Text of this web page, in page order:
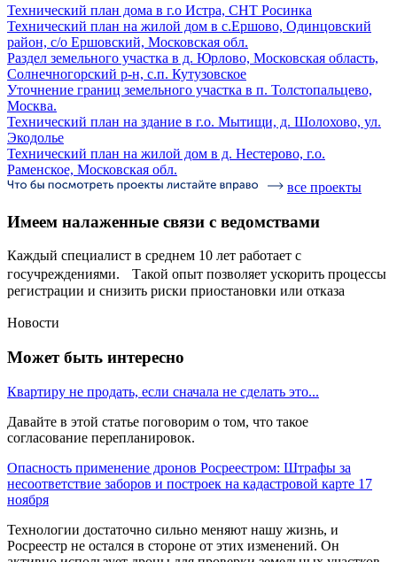
Технический план дома в г.о Истра, СНТ Росинка
Технический план на жилой дом в с.Ершово, Одинцовский
район, с/о Ершовский, Московская обл.
Раздел земельного участка в д. Юрлово, Московская область,
Солнечногорский р-н, с.п. Кутузовское
Уточнение границ земельного участка в п. Толстопальцево,
Москва.
Технический план на здание в г.о. Мытищи, д. Шолохово, ул.
Экодолье
Технический план на жилой дом в д. Нестерово, г.о.
Раменское, Московская обл.
все проекты
Имеем налаженные связи с ведомствами
Каждый специалист в среднем 10 лет работает с
госучреждениями. Такой опыт позволяет ускорить процессы
регистрации и снизить риски приостановки или отказа
Новости
Может быть интересно
Квартиру не продать, если сначала не сделать это...
Давайте в этой статье поговорим о том, что такое
согласование перепланировок.
Опасность применение дронов Росреестром: Штрафы за
несоответствие заборов и построек на кадастровой карте 17
ноября
Технологии достаточно сильно меняют нашу жизнь, и
Росреестр не остался в стороне от этих изменений. Он